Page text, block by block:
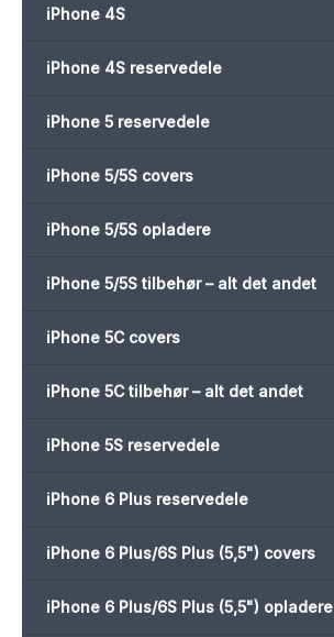
iPhone 4S
iPhone 4S reservedele
iPhone 5 reservedele
iPhone 5/5S covers
iPhone 5/5S opladere
iPhone 5/5S tilbehør – alt det andet
iPhone 5C covers
iPhone 5C tilbehør – alt det andet
iPhone 5S reservedele
iPhone 6 Plus reservedele
iPhone 6 Plus/6S Plus (5,5") covers
iPhone 6 Plus/6S Plus (5,5") opladere